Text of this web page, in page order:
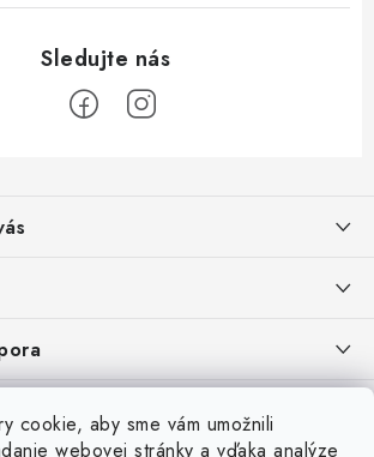
cookie, aby sme vám umožnili
webovej stránky a vďaka analýze